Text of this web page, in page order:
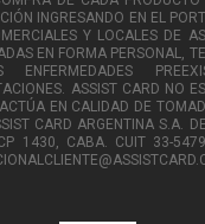
INGRESANDO EN EL
Y LOCALES DE
EN FORMA PERSONAL,
ASSIST CARD NO
EN CALIDAD DE
CARD ARGENTINA S.A.
1430, CABA. CUIT 33-